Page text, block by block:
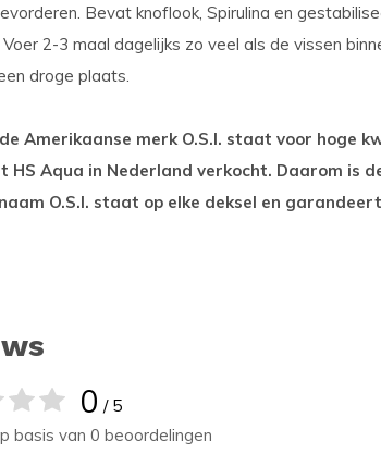
Bevat knoflook, Spirulina en
2-3 maal dagelijks zo veel als de vissen
droge plaats.
Amerikaanse merk O.S.I. staat voor hoge
HS Aqua in Nederland verkocht. Daarom is
naam O.S.I. staat op elke deksel en
0 / 5
basis van 0 beoordelingen